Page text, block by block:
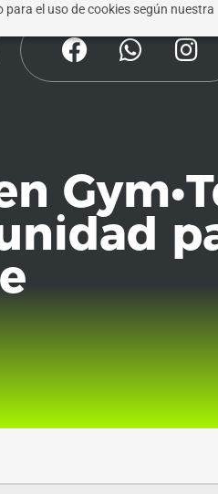
el uso de cookies según nuestra